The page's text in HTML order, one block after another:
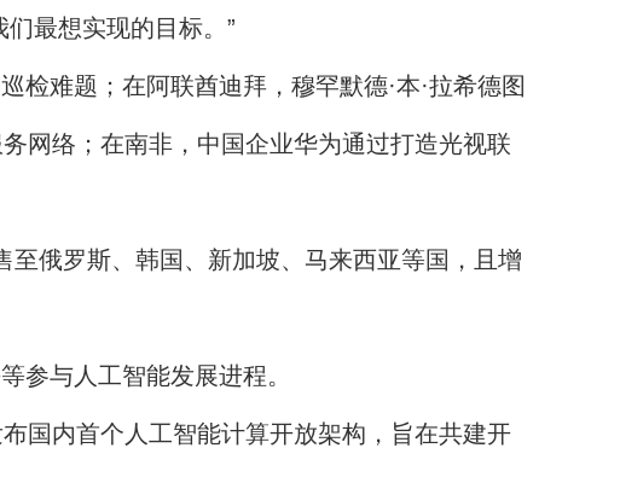
最想实现的目标。”
难题；在阿联酋迪拜，穆罕默德·本·拉希德图
网络；在南非，中国企业华为通过打造光视联
俄罗斯、韩国、新加坡、马来西亚等国，且增
与人工智能发展进程。
内首个人工智能计算开放架构，旨在共建开